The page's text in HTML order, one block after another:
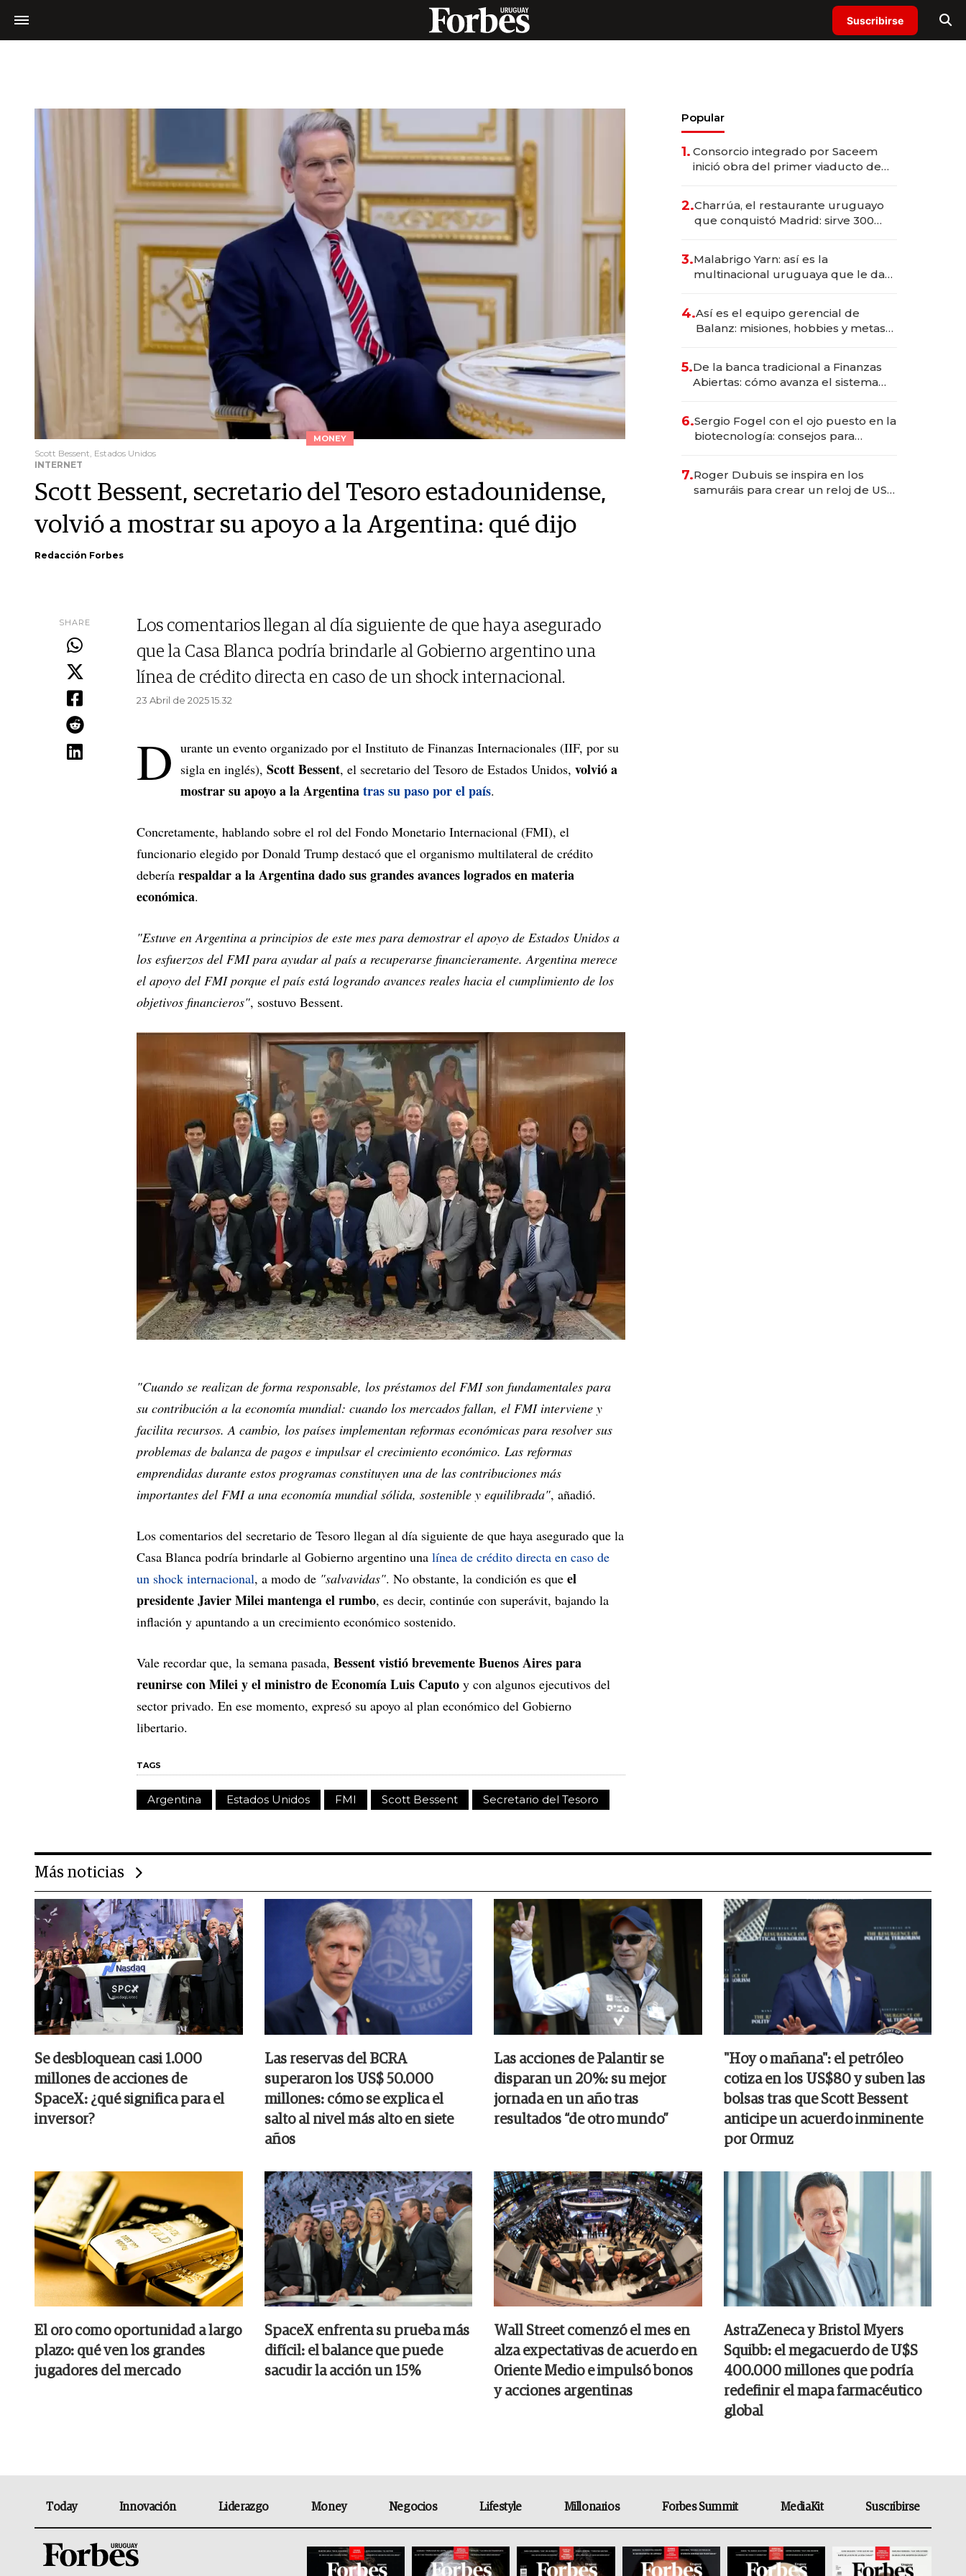
Suscribirse
MONEY
Scott Bessent, Estados Unidos
INTERNET
Scott Bessent, secretario del Tesoro estadounidense,
volvió a mostrar su apoyo a la Argentina: qué dijo
Redacción Forbes
SHARE
Los comentarios llegan al día siguiente de que haya asegurado
que la Casa Blanca podría brindarle al Gobierno argentino una
línea de crédito directa en caso de un shock internacional.
23 Abril de 2025 15.32
D urante un evento organizado por el Instituto de Finanzas Internacionales (IIF, por su
sigla en inglés), Scott Bessent, el secretario del Tesoro de Estados Unidos, volvió a
mostrar su apoyo a la Argentinatras su paso por el país.
Concretamente, hablando sobre el rol del Fondo Monetario Internacional (FMI), el
funcionario elegido por Donald Trump destacó que el organismo multilateral de crédito
debería respaldar a la Argentina dado sus grandes avances logrados en materia
económica.
"Estuve en Argentina a principios de este mes para demostrar el apoyo de Estados Unidos a
los esfuerzos del FMI para ayudar al país a recuperarse financieramente. Argentina merece
el apoyo del FMI porque el país está logrando avances reales hacia el cumplimiento de los
objetivos financieros", sostuvo Bessent.
"Cuando se realizan de forma responsable, los préstamos del FMI son fundamentales para
su contribución a la economía mundial: cuando los mercados fallan, el FMI interviene y
facilita recursos. A cambio, los países implementan reformas económicas para resolver sus
problemas de balanza de pagos e impulsar el crecimiento económico. Las reformas
emprendidas durante estos programas constituyen una de las contribuciones más
importantes del FMI a una economía mundial sólida, sostenible y equilibrada", añadió.
Los comentarios del secretario de Tesoro llegan al día siguiente de que haya asegurado que la
Casa Blanca podría brindarle al Gobierno argentino una línea de crédito directa en caso de
un shock internacional, a modo de "salvavidas". No obstante, la condición es que el
presidente Javier Milei mantenga el rumbo, es decir, continúe con superávit, bajando la
inflación y apuntando a un crecimiento económico sostenido.
Vale recordar que, la semana pasada, Bessent vistió brevemente Buenos Aires para
reunirse con Milei y el ministro de Economía Luis Caputo y con algunos ejecutivos del
sector privado. En ese momento, expresó su apoyo al plan económico del Gobierno
libertario.
TAGS
Argentina Estados Unidos FMI Scott Bessent Secretario del Tesoro
Popular
1. Consorcio integrado por Saceem
inició obra del primer viaducto de
millones
2.Charrúa, el restaurante uruguayo
que conquistó Madrid: sirve 300
prepara apertura
3.Malabrigo Yarn: así es la
multinacional uruguaya que le da
4.Así es el equipo gerencial de
Balanz: misiones, hobbies y metas
5.De la banca tradicional a Finanzas
Abiertas: cómo avanza el sistema
6.Sergio Fogel con el ojo puesto en la
biotecnología: consejos para
7.Roger Dubuis se inspira en los
samuráis para crear un reloj de US$
Más noticias
Se desbloquean casi 1.000
millones de acciones de
SpaceX: ¿qué significa para el
inversor?
Las reservas del BCRA
superaron los US$ 50.000
millones: cómo se explica el
salto al nivel más alto en siete
años
Las acciones de Palantir se
disparan un 20%: su mejor
jornada en un año tras
resultados “de otro mundo”
"Hoy o mañana": el petróleo
cotiza en los US$80 y suben las
bolsas tras que Scott Bessent
anticipe un acuerdo inminente
por Ormuz
El oro como oportunidad a largo
plazo: qué ven los grandes
jugadores del mercado
SpaceX enfrenta su prueba más
difícil: el balance que puede
sacudir la acción un 15%
Wall Street comenzó el mes en
alza expectativas de acuerdo en
Oriente Medio e impulsó bonos
y acciones argentinas
AstraZeneca y Bristol Myers
Squibb: el megacuerdo de U$S
400.000 millones que podría
redefinir el mapa farmacéutico
global
Today Innovación Liderazgo Money Negocios Lifestyle Millonarios Forbes Summit MediaKit Suscribirse